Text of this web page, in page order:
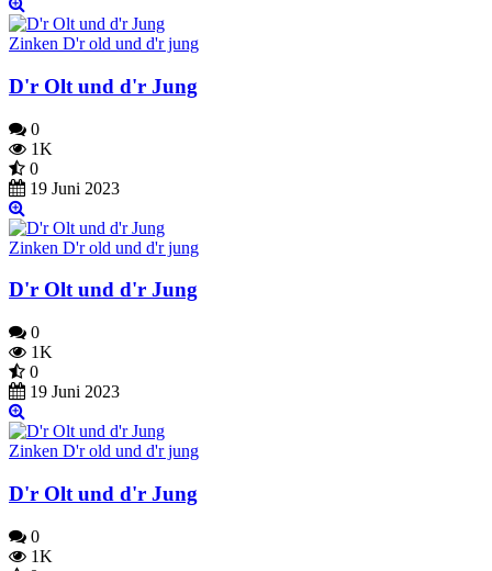
Zinken D'r old und d'r jung
D'r Olt und d'r Jung
0
1K
0
19 Juni 2023
Zinken D'r old und d'r jung
D'r Olt und d'r Jung
0
1K
0
19 Juni 2023
Zinken D'r old und d'r jung
D'r Olt und d'r Jung
0
1K